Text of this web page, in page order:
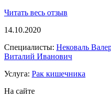
Читать весь отзыв
14.10.2020
Специалисты: Нековаль
Виталий Иванович
Услуга: Рак кишечника
На сайте